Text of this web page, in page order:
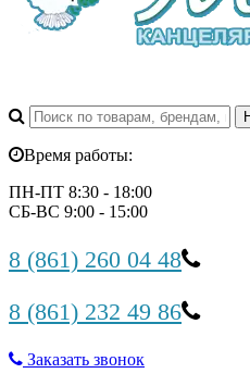
Время работы:
ПН-ПТ 8:30 - 18:00
СБ-ВС 9:00 - 15:00
8 (861) 260 04 48
8 (861) 232 49 86
Заказать звонок